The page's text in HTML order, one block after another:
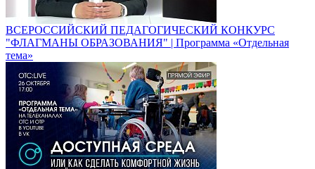
ВСЕРОССИЙСКИЙ ПЕДАГОГИЧЕСКИЙ КОНКУРС
"ФЛАГМАНЫ ОБРАЗОВАНИЯ" | Программа «Отдельная
тема»